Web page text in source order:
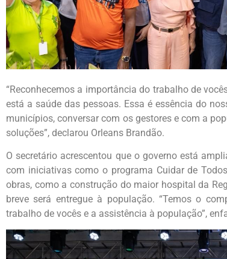
“Reconhecemos a importância do trabalho de
está a saúde das pessoas. Essa é essência do
municípios, conversar com os gestores e com a
soluções”, declarou Orleans Brandão.
O secretário acrescentou que o governo está
com iniciativas como o programa Cuidar de
obras, como a construção do maior hospital da
breve será entregue à população. “Temos o
trabalho de vocês e a assistência à população”,